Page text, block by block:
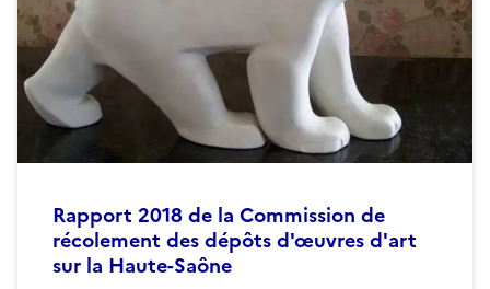
Rapport 2018 de la Commission de
récolement des dépôts d'œuvres d'art
sur la Haute-Saône